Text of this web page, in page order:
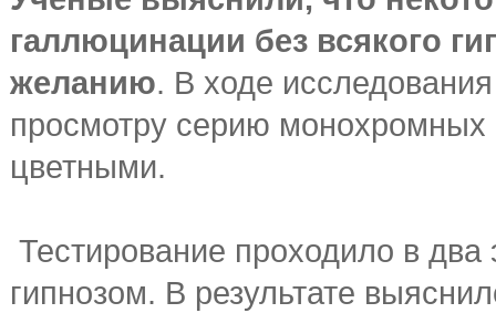
галлюцинации без всякого
желанию. В ходе
просмотру серию монохромных
цветными.
Тестирование проходило в
гипнозом. В результате